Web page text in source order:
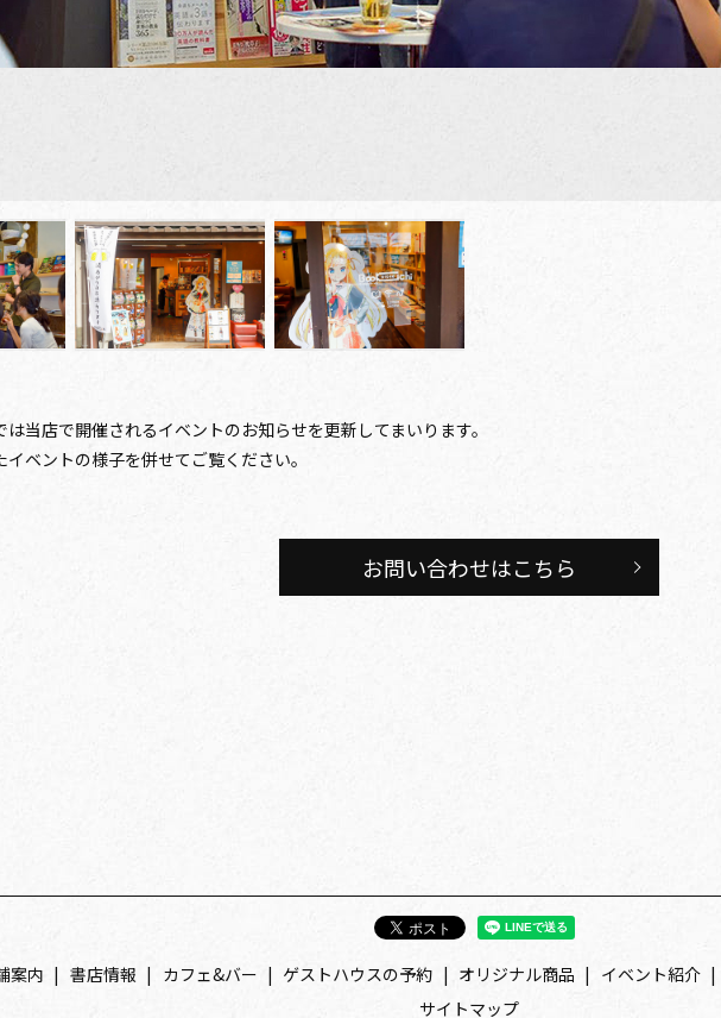
は当店で開催されるイベントのお知らせを更新してまいります。
ベントの様子を併せてご覧ください。
お問い合わせはこちら
案内 書店情報 カフェ&バー ゲストハウスの予約 オリジナル商品 イベント紹介
サイトマップ